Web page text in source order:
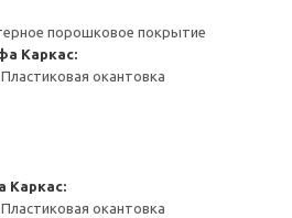
порошковое покрытие
Каркас:
окантовка
Каркас:
окантовка